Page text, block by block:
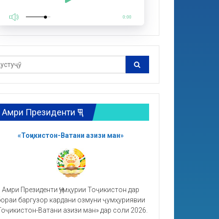
0:00
Амри Президенти ҶТ
«Тоҷикистон-Ватани азизи ман»
Амри Президенти Ҷумҳурии Тоҷикистон дар
баргузор кардани озмуни ҷумҳуриявии
Ватани азизи ман» дар соли 2026.